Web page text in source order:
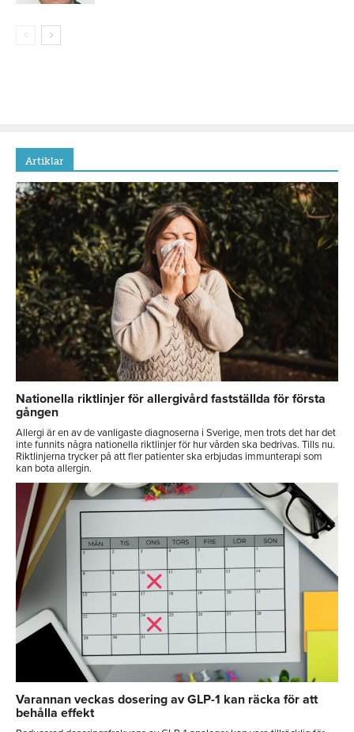
Artiklar
Nationella riktlinjer för allergivård fastställda för första
gången
Allergi är en av de vanligaste diagnoserna i Sverige, men trots det har det
inte funnits några nationella riktlinjer för hur vården ska bedrivas. Tills nu.
Riktlinjerna trycker på att fler patienter ska erbjudas immunterapi som
kan bota allergin.
Varannan veckas dosering av GLP-1 kan räcka för att
behålla effekt